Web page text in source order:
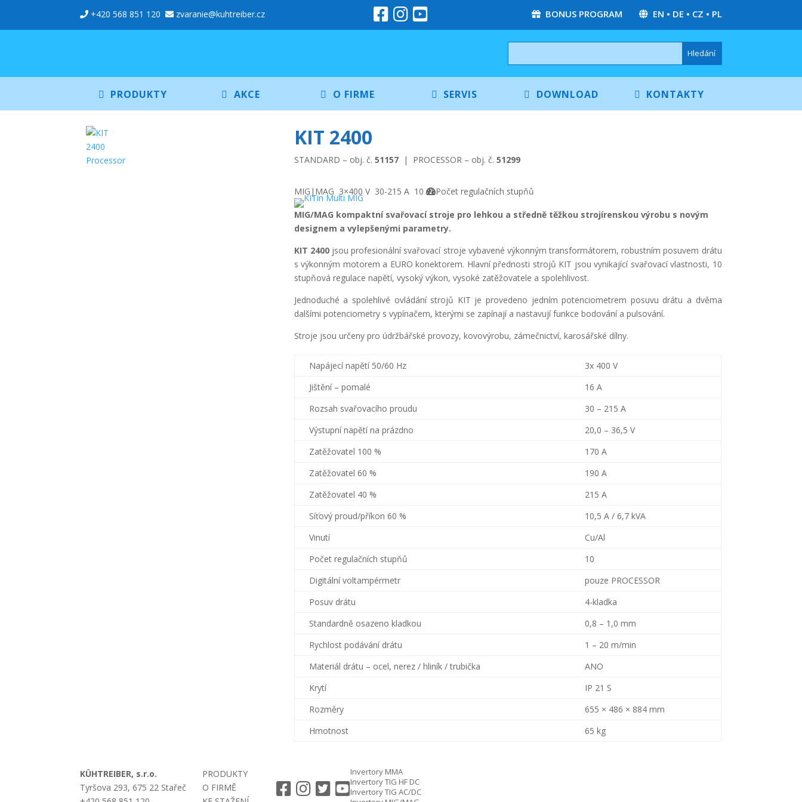
+420 568 851 120 zvaranie@kuhtreiber.cz BONUS PROGRAM EN • DE • CZ • PL
PRODUKTY AKCE O FIRME SERVIS DOWNLOAD KONTAKTY
KIT 2400
STANDARD – obj. č. 51157| PROCESSOR – obj. č. 51299
MIG|MAG 3×400 V 30-215 A 10 Počet regulačních stupňů
MIG/MAG kompaktní svařovací stroje pro lehkou a středně těžkou strojírenskou výrobu s novým
designem a vylepšenými parametry.
KIT 2400jsou profesionální svařovací stroje vybavené výkonným transformátorem, robustním posuvem drátu
s výkonným motorem a EURO konektorem. Hlavní přednosti strojů KIT jsou vynikající svařovací vlastnosti, 10
stupňová regulace napětí, vysoký výkon, vysoké zatěžovatele a spolehlivost.
Jednoduché a spolehlivé ovládání strojů KIT je provedeno jedním potenciometrem posuvu drátu a dvěma
dalšími potenciometry s vypínačem, kterými se zapínají a nastavují funkce bodování a pulsování.
Stroje jsou určeny pro údržbářské provozy, kovovýrobu, zámečnictví, karosářské dílny.
Napájecí napětí 50/60 Hz
3x 400 V
Jištění – pomalé
16 A
Rozsah svařovacího proudu
30 – 215 A
Výstupní napětí na prázdno
20,0 – 36,5 V
Zatěžovatel 100 %
170 A
Zatěžovatel 60 %
190 A
Zatěžovatel 40 %
215 A
Síťový proud/příkon 60 %
10,5 A / 6,7 kVA
Vinutí
Cu/Al
Počet regulačních stupňů
10
Digitální voltampérmetr
pouze PROCESSOR
Posuv drátu
4-kladka
Standardně osazeno kladkou
0,8 – 1,0 mm
Rychlost podávání drátu
1 – 20 m/min
Materiál drátu – ocel, nerez / hliník / trubička
ANO
Krytí
IP 21 S
Rozměry
655 × 486 × 884 mm
Hmotnost
65 kg
KÜHTREIBER, s.r.o.
Tyršova 293, 675 22 Stařeč
PRODUKTY
O FIRMĚ
Invertory MMA
Invertory TIG HF DC
Invertory TIG AC/DC